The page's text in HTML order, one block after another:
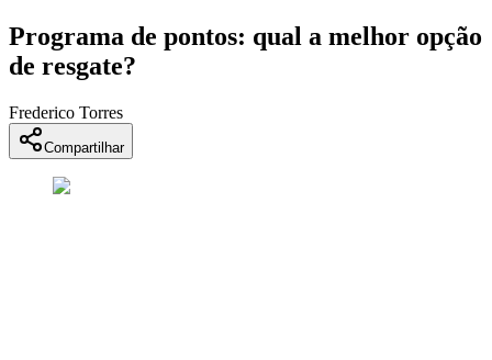
Programa de pontos: qual a melhor opção
de resgate?
Frederico Torres
Compartilhar